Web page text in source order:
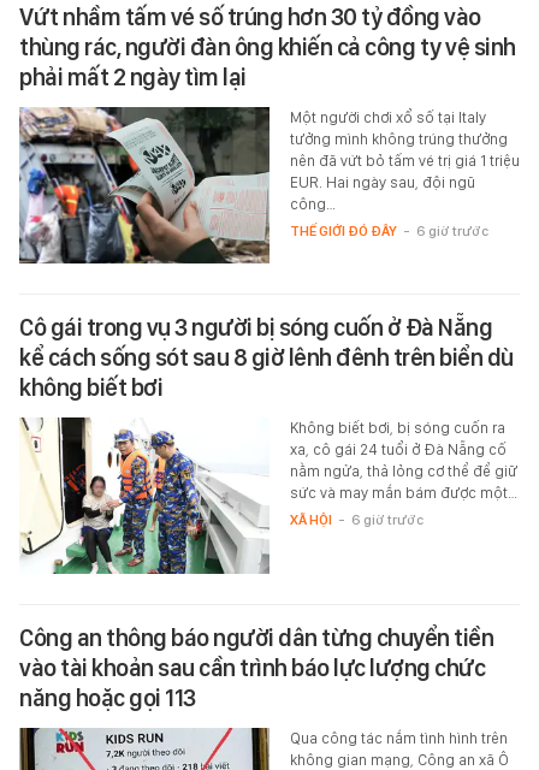
Vứt nhầm tấm vé số trúng hơn 30 tỷ đồng vào
thùng rác, người đàn ông khiến cả công ty vệ sinh
phải mất 2 ngày tìm lại
Một người chơi xổ số tại Italy
tưởng mình không trúng thưởng
nên đã vứt bỏ tấm vé trị giá 1 triệu
EUR. Hai ngày sau, đội ngũ
công…
THẾ GIỚI ĐÓ ĐÂY - 6 giờ trước
Cô gái trong vụ 3 người bị sóng cuốn ở Đà Nẵng
kể cách sống sót sau 8 giờ lênh đênh trên biển dù
không biết bơi
Không biết bơi, bị sóng cuốn ra
xa, cô gái 24 tuổi ở Đà Nẵng cố
nằm ngửa, thả lỏng cơ thể để giữ
sức và may mắn bám được một…
XÃ HỘI - 6 giờ trước
Công an thông báo người dân từng chuyển tiền
vào tài khoản sau cần trình báo lực lượng chức
năng hoặc gọi 113
Qua công tác nắm tình hình trên
không gian mạng, Công an xã Ô